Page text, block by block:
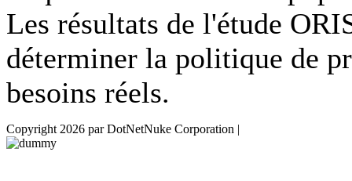
Les résultats de l'étude
déterminer la politique de
besoins réels.
Copyright 2026 par DotNetNuke Corporation |